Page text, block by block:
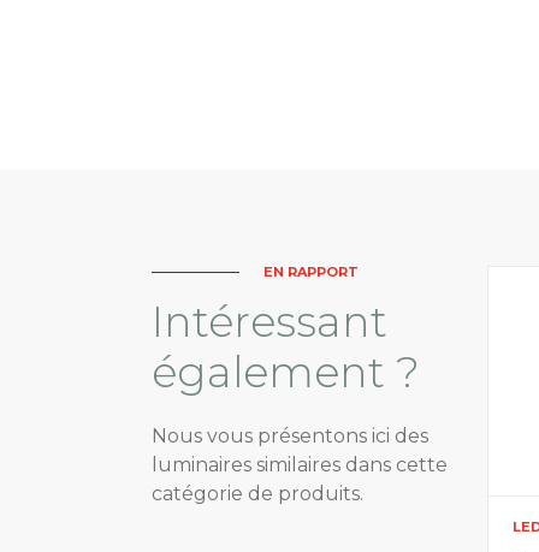
EN RAPPORT
Intéressant
également ?
Nous vous présentons ici des
luminaires similaires dans cette
catégorie de produits.